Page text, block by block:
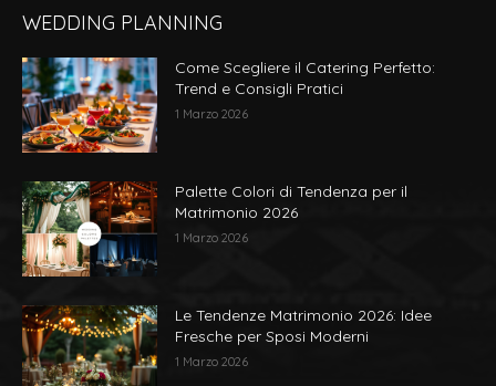
scelte
prodotto
WEDDING PLANNING
Come Scegliere il Catering Perfetto:
Trend e Consigli Pratici
1 Marzo 2026
Palette Colori di Tendenza per il
Matrimonio 2026
1 Marzo 2026
Le Tendenze Matrimonio 2026: Idee
Fresche per Sposi Moderni
1 Marzo 2026